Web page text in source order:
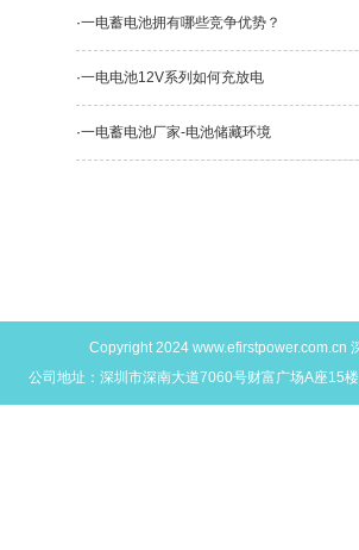
·一电蓄电池拥有哪些竞争优势？
·一电电池12V系列如何充放电
·一电蓄电池厂家-电池储藏环境
Copyright 2024 www.efirstpower.com.cn
公司地址：深圳市深南大道7060号财富广场A座15